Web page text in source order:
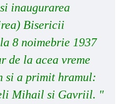
inaugurarea
Bisericii
8 noimebrie 1937
de la acea vreme
si a primit hramul:
Mihail si Gavriil. "